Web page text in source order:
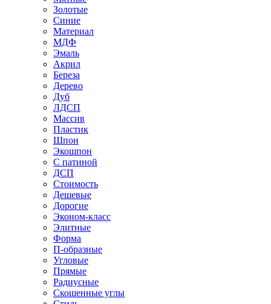
Золотые
Синие
Материал
МДФ
Эмаль
Акрил
Береза
Дерево
Дуб
ЛДСП
Массив
Пластик
Шпон
Экошпон
С патиной
ДСП
Стоимость
Дешевые
Дорогие
Эконом-класс
Элитные
Форма
П-образные
Угловые
Прямые
Радиусные
Скошенные углы